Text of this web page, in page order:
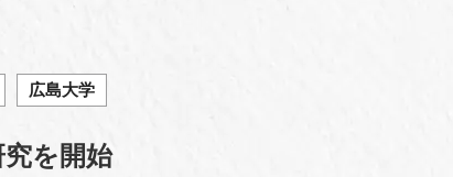
広島大学
を開始